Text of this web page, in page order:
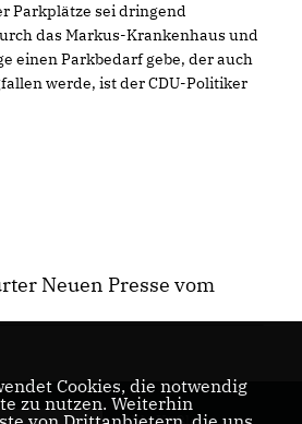
Parkplätze sei dringend
das Markus-Krankenhaus und
einen Parkbedarf gebe, der auch
werde, ist der CDU-Politiker
Neuen Presse vom
Cookies, die notwendig
zu nutzen. Weiterhin